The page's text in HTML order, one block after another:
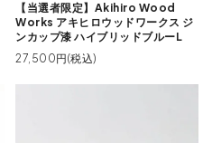
【当選者限定】Akihiro Wood
Works アキヒロウッドワークス ジ
ンカップ漆 ハイブリッドブルーL
27,500円(税込)